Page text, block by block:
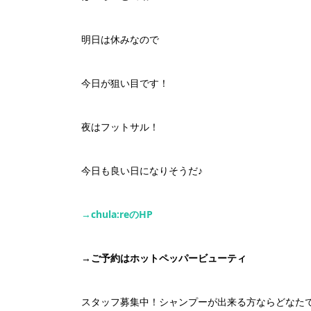
明日は休みなので
今日が狙い目です！
夜はフットサル！
今日も良い日になりそうだ♪
→chula:reのHP
→ ご予約はホットペッパービューティ
スタッフ募集中！シャンプーが出来る方ならどなた